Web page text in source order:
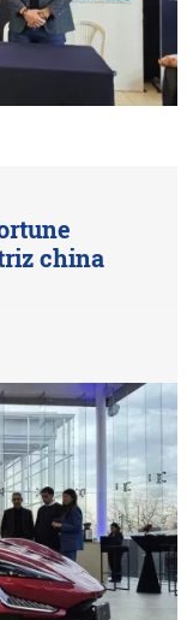
china